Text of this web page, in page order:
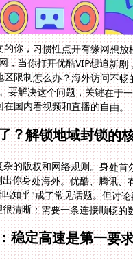
你，习惯性点开有缘网想
，当你打开优酷VIP想追新
限制怎么办？海外访问不
要解决这个问题，关键在
国内看视频和直播的自由。
？解锁地域封锁的
的版权和网络规则。身处
你身处海外。优酷、腾讯
知乎"成了常见话题。但讨
清晰：需要一条连接顺畅
稳定高速是第一要